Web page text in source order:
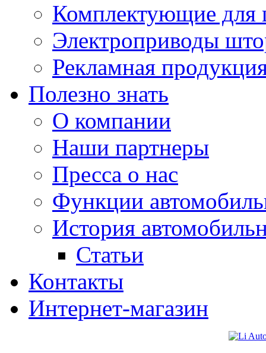
Комплектующие для
Электроприводы
Рекламная
Полезно знать
О компании
Наши партнеры
Пресса о нас
Функции
История
Статьи
Контакты
Интернет-магазин